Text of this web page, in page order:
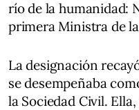
río de la humanidad:
primera Ministra de
La designación
se desempeñaba
la Sociedad Civil.